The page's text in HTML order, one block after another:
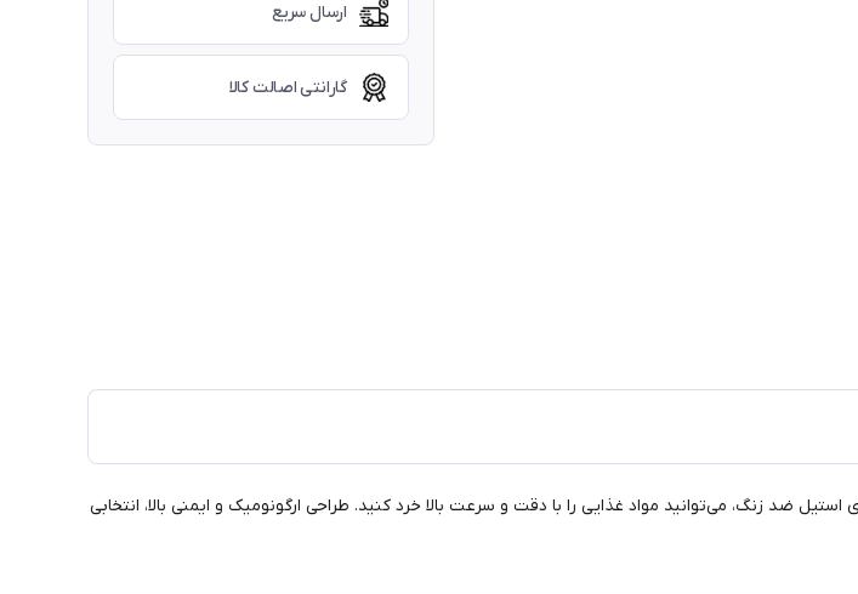
ارسال سریع
گارانتی اصالت کالا
ضد زنگ، می‌توانید مواد غذایی را با دقت و سرعت بالا خرد کنید. طراحی ارگونومیک و ایمنی بالا، انتخابی